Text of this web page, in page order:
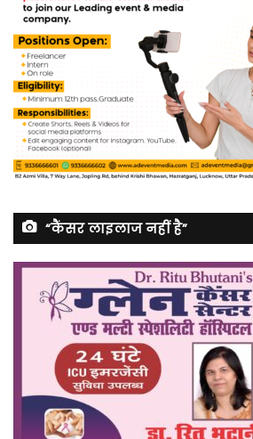
“कैंसर लाइलाज नहीं है”